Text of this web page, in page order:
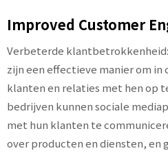
Improved Customer
Verbeterde
zijn een effectieve manier om
klanten en relaties met hen op
bedrijven kunnen sociale
met hun klanten te
over producten en diensten, en